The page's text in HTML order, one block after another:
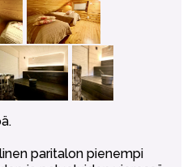
paritalon pienempi